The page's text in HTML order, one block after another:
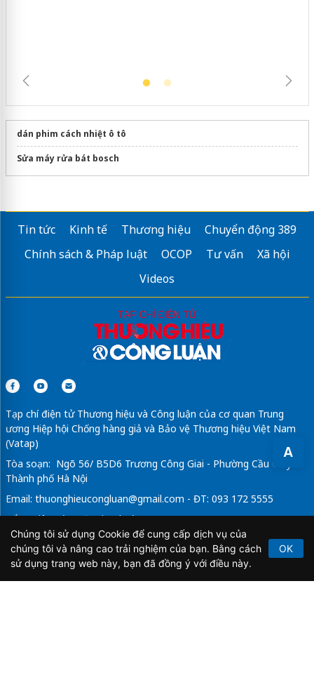
A
dán phim cách nhiệt ô tô
Sửa máy rửa bát bosch
Tin tức Kinh tế Thương hiệu
Chuyển động 389
Chính sách & Pháp luật
OCOP Tư vấn
Xã hội
Videos
Tạp chí điện tử Thương hiệu và Công luận của cơ quan Trung
ương Hiệp hội Chống hàng giả và Bảo vệ Thương hiệu Việt Nam
(Vatap)
Tòa soạn: Ngõ 56/ B5D6 Trương Công Giai - Phường Cầu Giấy -
Thành phố Hà Nội
Email: thuonghieucongluan@gmail.com - ĐT: 093 172 5555
Tổng Biên Tập: Vũ Đức Thuận
Giấy phép hoạt động báo chí điện tử số 64/GP-BTTTT do Bộ
Thông tin và Truyền thông cấp ngày 21/2/2020.
Chúng tôi sử dụng Cookie để cung cấp dịch vụ của
chúng tôi và nâng cao trải nghiệm của bạn. Bằng cách
sử dụng trang web này, bạn đã đồng ý với điều này.
OK